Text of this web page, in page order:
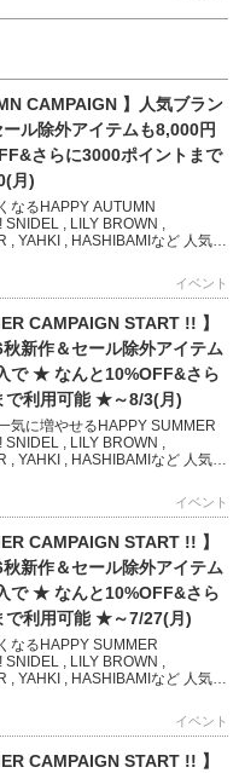
CAMPAIGN 】人気ブラン
ール除外アイテムも8,000円
さらに3000ポイントまで
月)
なるHAPPY AUTUMN
, LILY BROWN ,
, YAHKI , HASHIBAMIなど 人気ブ
イベント
CAMPAIGN START !! 】
新作＆セール除外アイテム
で ★ なんと10%OFF&さら
で利用可能 ★～8/3(月)
気に増やせるHAPPY SUMMER
, LILY BROWN ,
, YAHKI , HASHIBAMIなど 人気
イベント
CAMPAIGN START !! 】
新作＆セール除外アイテム
で ★ なんと10%OFF&さら
で利用可能 ★～7/27(月)
なるHAPPY SUMMER
, LILY BROWN ,
, YAHKI , HASHIBAMIなど 人気ブ
イベント
CAMPAIGN START !! 】